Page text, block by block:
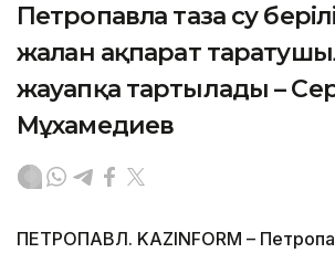
Петропавлға таза су
жалған ақпарат
жауапқа тартылады –
Мұхамедиев
ПЕТРОПАВЛ. KAZINFORM –